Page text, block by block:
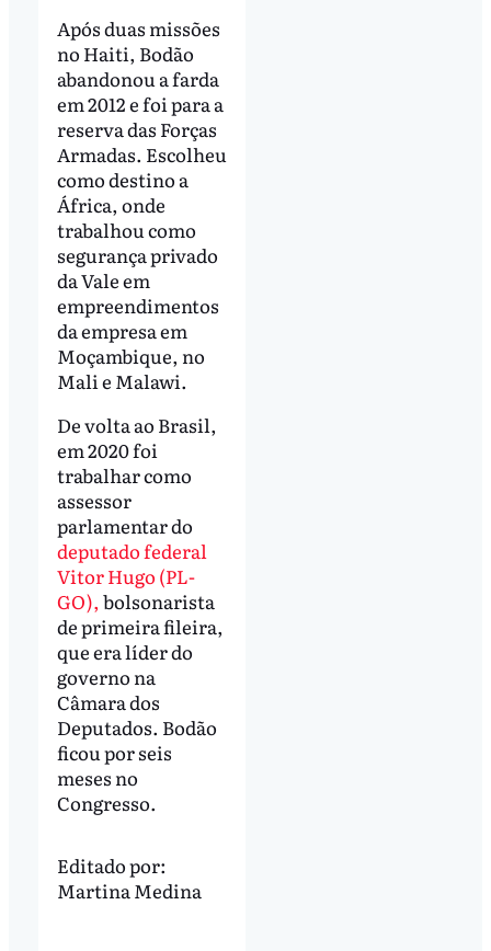
Após duas missões
no Haiti, Bodão
abandonou a farda
em 2012 e foi para a
reserva das Forças
Armadas. Escolheu
como destino a
África, onde
trabalhou como
segurança privado
da Vale em
empreendimentos
da empresa em
Moçambique, no
Mali e Malawi.
De volta ao Brasil,
em 2020 foi
trabalhar como
assessor
parlamentar do
deputado federal
Vitor Hugo (PL-
GO), bolsonarista
de primeira fileira,
que era líder do
governo na
Câmara dos
Deputados. Bodão
ficou por seis
meses no
Congresso.
Editado por:
Martina Medina